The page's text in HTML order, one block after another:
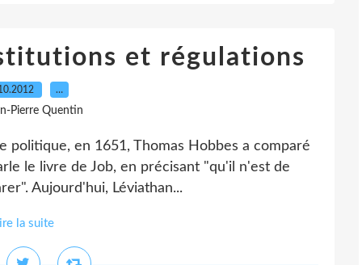
et régulations
…
Pierre Quentin
politique, en 1651, Thomas Hobbes a comparé
le livre de Job, en précisant "qu'il n'est de
Aujourd'hui, Léviathan...
la suite